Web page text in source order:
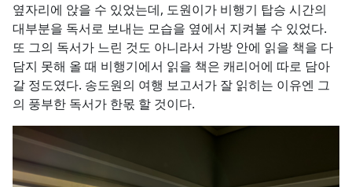
옆자리에 앉을 수 있었는데, 도원이가 비행기 탑승 시간의
대부분을 독서로 보내는 모습을 옆에서 지켜볼 수 있었다.
또 그의 독서가 느린 것도 아니라서 가방 안에 읽을 책을 다
담지 못해 올 때 비행기에서 읽을 책은 캐리어에 따로 담아
갈 정도였다. 송도원의 여행 보고서가 잘 읽히는 이유엔 그
의 풍부한 독서가 한몫 할 것이다.